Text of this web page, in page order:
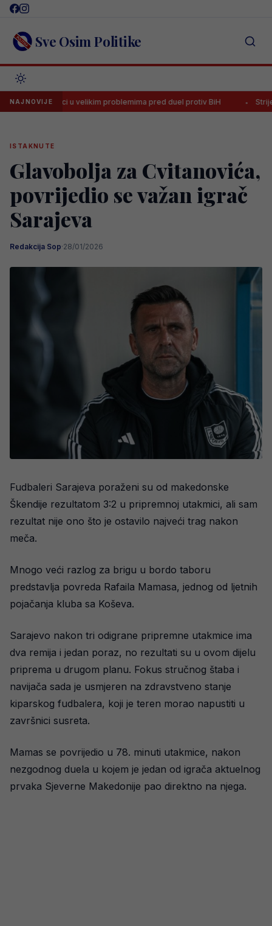
Skip
content Sve Osim Politike
NAJNOVIJE
Litvanci u velikim problemima pred duel protiv BiH Strijelac
ISTAKNUTE
Glavobolja za Cvitanovića,
povrijedio se važan igrač
Sarajeva
Redakcija Sop·28/01/2026
Fudbaleri Sarajeva poraženi su od makedonske
Škendije rezultatom 3:2 u pripremnoj utakmici, ali sam
rezultat nije ono što je ostavilo najveći trag nakon
meča.
Mnogo veći razlog za brigu u bordo taboru
predstavlja povreda Rafaila Mamasa, jednog od ljetnih
pojačanja kluba sa Koševa.
Sarajevo nakon tri odigrane pripremne utakmice ima
dva remija i jedan poraz, no rezultati su u ovom dijelu
priprema u drugom planu. Fokus stručnog štaba i
navijača sada je usmjeren na zdravstveno stanje
kiparskog fudbalera, koji je teren morao napustiti u
završnici susreta.
Mamas se povrijedio u 78. minuti utakmice, nakon
nezgodnog duela u kojem je jedan od igrača aktuelnog
prvaka Sjeverne Makedonije pao direktno na njega.